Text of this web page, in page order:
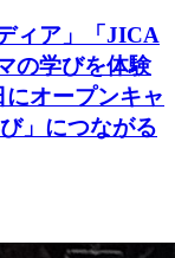
ィア」「JICA
の学びを体験
オープンキャ
」につながる